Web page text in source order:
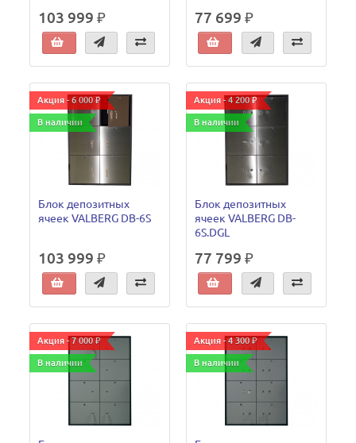
103 999 ₽ 77 699 ₽
Акция - 6 000 ₽
В наличии
Блок депозитных
ячеек VALBERG DB-6S
103 999 ₽
Акция - 4 200 ₽
В наличии
Блок депозитных
ячеек VALBERG DB-
6S.DGL
77 799 ₽
Акция - 7 000 ₽
В наличии
Акция - 4 300 ₽
В наличии